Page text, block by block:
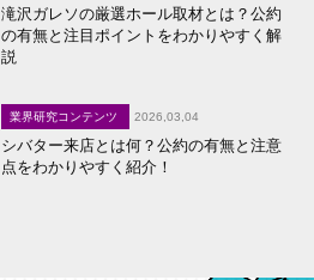
滝沢ガレソの厳選ホール取材とは？公約
の有無と注目ポイントをわかりやすく解
説
業界研究コンテンツ 2026,03,04
シバター来店とは何？公約の有無と注意
点をわかりやすく紹介！